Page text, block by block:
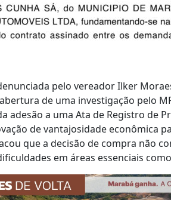
pelo vereador Ilker
de uma investigação pelo
adesão a uma Ata de Registro de
de vantajosidade econômica
que a decisão de compra não
em áreas essenciais